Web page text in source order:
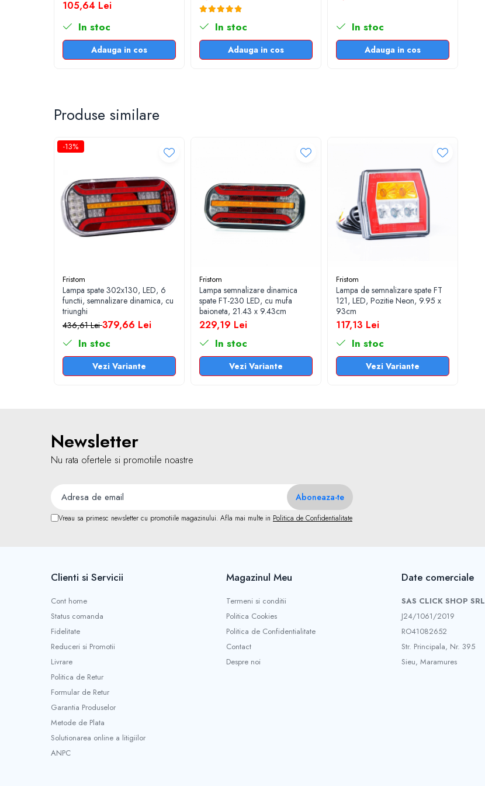
Proiectoare Full LED
Proiectoare Halogen plus LED
Dispozitive Avertizare
Avertizare sonora
Claxoane Auto si Semnale Electrice de
Benzi si placi reflectorizante
Girofaruri auto si camion
Goarne / Trompete Pneumatice
Kituri Instalare Goarne Pneumatice
Stroboscoape Auto
Suporturi pentru girofare auto si
Veste Reflectorizante de
Oglinzi auto
Parasolare Camion – Cabina si
Reclame Luminoase
Electrice auto, camioane si remorci
Cabluri Multifilare Auto
Conectori Cabluri si Izolatie Auto
Instalatii Electrice Proiectoare
Invertoare de tensiune
Prize bricheta & USB
Prize, stechere si mufe auto
Mufe si conectori auto etansi
105,64 Lei
In stoc
Adauga in cos
In stoc
Adauga in cos
In stoc
Adauga in cos
Produse similare
-13%
Fristom
Lampa spate 302x130, LED, 6
functii, semnalizare dinamica, cu
triunghi
436,61 Lei379,66 Lei
In stoc
Vezi Variante
Fristom
Lampa semnalizare dinamica
spate FT-230 LED, cu mufa
baioneta, 21.43 x 9.43cm
229,19 Lei
In stoc
Vezi Variante
Fristom
Lampa de semnalizare spate FT
121, LED, Pozitie Neon, 9.95 x
93cm
117,13 Lei
In stoc
Vezi Variante
Newsletter
Nu rata ofertele si promotiile noastre
Vreau sa primesc newsletter cu promotiile magazinului. Afla mai multe in Politica de Confidentialitate
Clienti si Servicii
Cont home
Status comanda
Fidelitate
Reduceri si Promotii
Livrare
Politica de Retur
Formular de Retur
Garantia Produselor
Metode de Plata
Solutionarea online a litigiilor
ANPC
Magazinul Meu
Termeni si conditii
Politica Cookies
Politica de Confidentialitate
Contact
Despre noi
Date comerciale
SAS CLICK SHOP SRL
J24/1061/2019
RO41082652
Str. Principala, Nr. 395
Sieu, Maramures